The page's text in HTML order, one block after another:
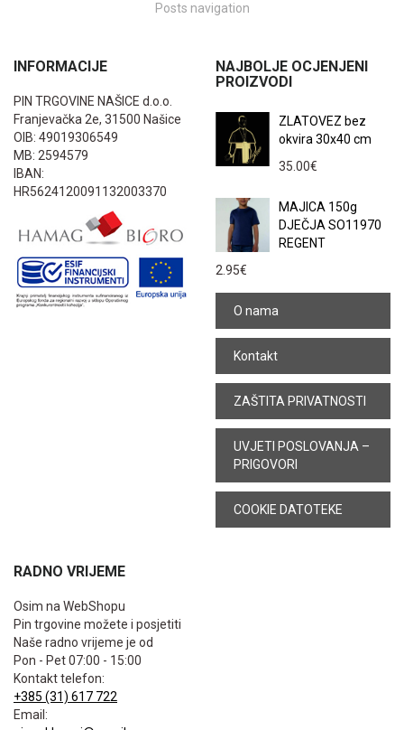
Posts navigation
INFORMACIJE
PIN TRGOVINE NAŠICE d.o.o.
Franjevačka 2e, 31500 Našice
OIB: 49019306549
MB: 2594579
IBAN:
HR5624120091132003370
NAJBOLJE OCJENJENI
PROIZVODI
ZLATOVEZ bez
okvira 30x40 cm
35.00€
MAJICA 150g
DJEČJA SO11970
REGENT
2.95€
O nama
Kontakt
ZAŠTITA PRIVATNOSTI
UVJETI POSLOVANJA –
PRIGOVORI
COOKIE DATOTEKE
RADNO VRIJEME
Osim na WebShopu
Pin trgovine možete i posjetiti
Naše radno vrijeme je od
Pon - Pet 07:00 - 15:00
Kontakt telefon:
+385 (31) 617 722
Email: